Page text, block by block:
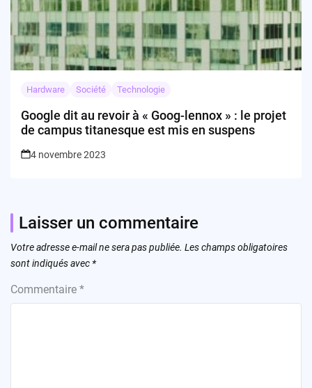
Hardware Société Technologie
Google dit au revoir à « Goog-lennox » : le projet
de campus titanesque est mis en suspens
4 novembre 2023
Laisser un commentaire
Votre adresse e-mail ne sera pas publiée. Les champs obligatoires
sont indiqués avec *
Commentaire *